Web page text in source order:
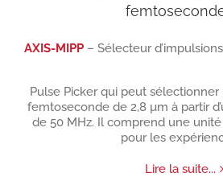
AXIS-MIPP – Sélecteur
Pulse Picker qui peut
femtoseconde de 2,8 µm à partir
de 50 MHz. Il comprend une
pour les
Lire la suite...